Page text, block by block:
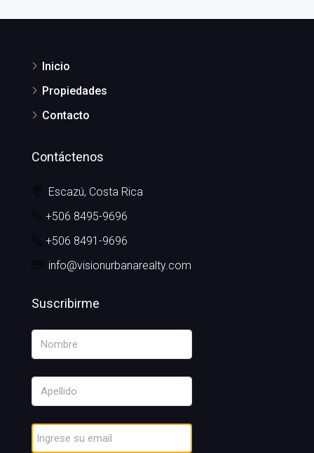
Inicio
Propiedades
Contacto
Contáctenos
Escazú, Costa Rica
+506 8495-9696
+506 8491-9696
info@visionurbanarealty.com
Suscribirme